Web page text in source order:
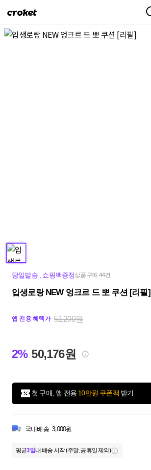
크
켓
당일발송 쇼핑백증정상품 구매 44건
입생로랑 NEW 엉크르 드 뽀 쿠션 [리필]
앱 전용 혜택가 51,200원
2% 50,176원
첫 구매, 앱 전용 10만원 쿠폰팩 받기
국내배송 3,000원
평균3일내 배송 시작 (주말, 공휴일 제외)